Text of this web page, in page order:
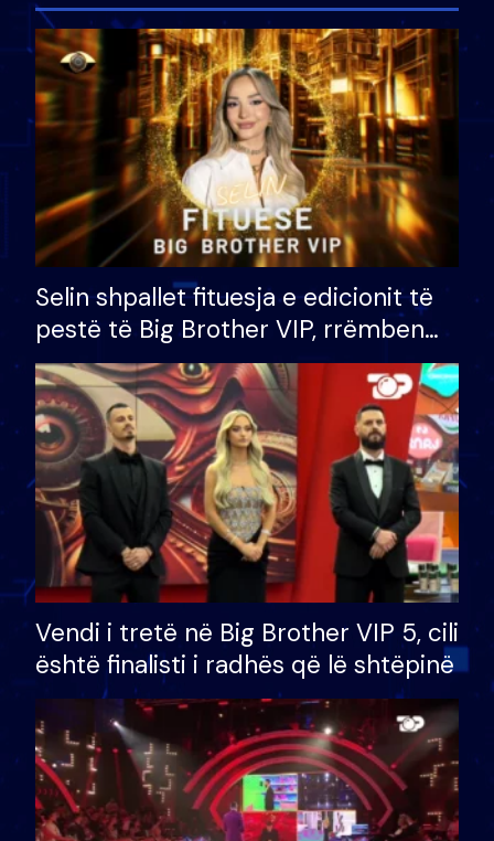
Selin shpallet fituesja e edicionit të
pestë të Big Brother VIP, rrëmben
çmimin e madh prej 100 mijë eurosh
Vendi i tretë në Big Brother VIP 5, cili
është finalisti i radhës që lë shtëpinë